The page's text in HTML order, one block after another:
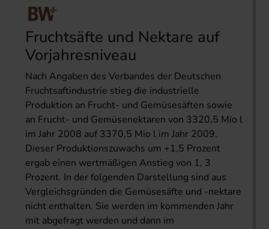
Fruchtsäfte und Nektare auf
Vorjahresniveau
Nach Angaben des Verbandes der Deutschen
Fruchtsaftindustrie stieg die industrielle
Produktion an Frucht- und Gemüsesäften sowie
an Frucht- und Gemüsenektaren von 3320,5 Mio l
im Jahr 2008 auf 3370,5 Mio l im Jahr 2009.
Dieser Produktionszuwachs um +1,5 Prozent
ergab einen wertmäßigen Anstieg von 1, 3
Prozent. In der folgenden Darstellung sind aus
Vergleichsgründen die Gemüsesäfte und -nektare
nicht enthalten. Sie werden im kommenden Jahr
mit abgefragt werden und dann im